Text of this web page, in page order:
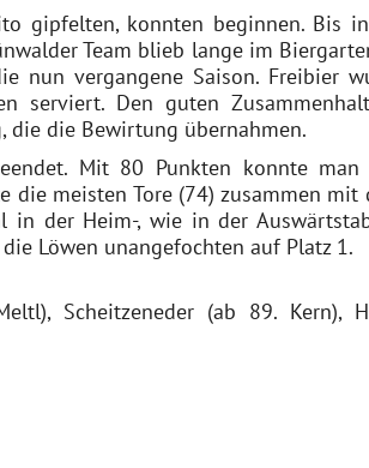
gipfelten, konnten beginnen. Bis
Team blieb lange im
nun vergangene Saison. Freibier
serviert. Den guten
die die Bewirtung übernahmen.
Mit 80 Punkten konnte man
die meisten Tore (74) zusammen mit
in der Heim-, wie in der
Löwen unangefochten auf Platz 1.
Scheitzeneder (ab 89. Kern),